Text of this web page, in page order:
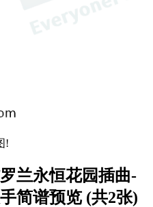
!
兰永恒花园插曲-
简谱预览 (共2张)